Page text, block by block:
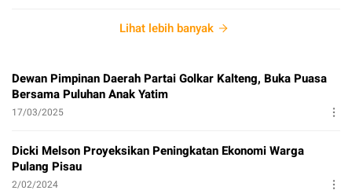
Lihat lebih banyak
Dewan Pimpinan Daerah Partai Golkar Kalteng, Buka Puasa
Bersama Puluhan Anak Yatim
17/03/2025
Dicki Melson Proyeksikan Peningkatan Ekonomi Warga
Pulang Pisau
2/02/2024